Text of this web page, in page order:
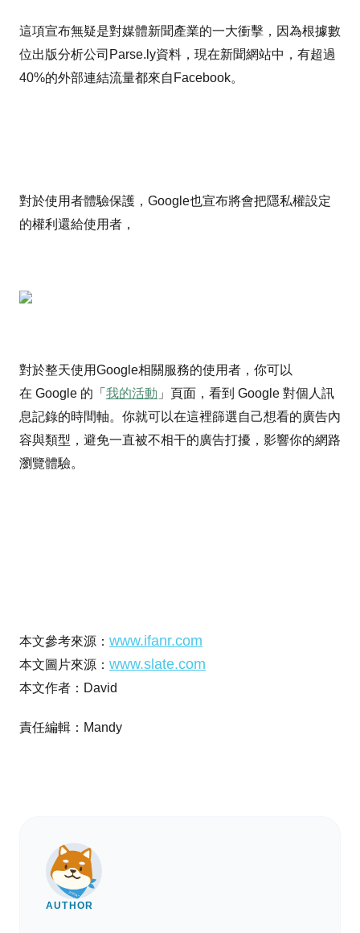
這項宣布無疑是對媒體新聞產業的一大衝擊，因為根據數
位出版分析公司Parse.ly資料，現在新聞網站中，有超過
40%的外部連結流量都來自Facebook。
對於使用者體驗保護，Google也宣布將會把隱私權設定
的權利還給使用者，
對於整天使用Google相關服務的使用者，你可以
在 Google 的「 我的活動 」頁面，看到 Google 對個人訊
息記錄的時間軸。你就可以在這裡篩選自己想看的廣告內
容與類型，避免一直被不相干的廣告打擾，影響你的網路
瀏覽體驗。
本文參考來源： www.ifanr.com
本文圖片來源： www.slate.com
本文作者：David
責任編輯：Mandy
AUTHOR